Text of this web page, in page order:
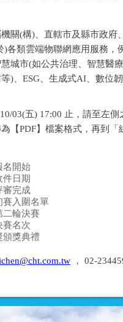
關(構)、直轄市及縣市政府
各類雲端物聯網應用服務，
城市(如公共治理、智慧醫
)、ESG、生成式AI、數位韌
03(五) 17:00 止，請至左
【PDF】檔案格式，再到「
名開始
件日期
審完成
賽入圍名單
二輪決賽
賽名次
頒獎典禮
， 02-